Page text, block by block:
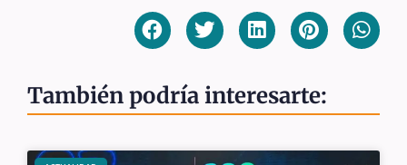
También podría interesarte: